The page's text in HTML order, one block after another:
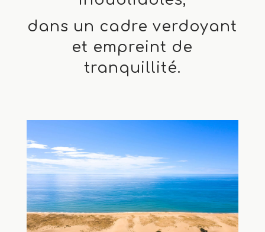
dans un cadre verdoyant
et empreint de
tranquillité.